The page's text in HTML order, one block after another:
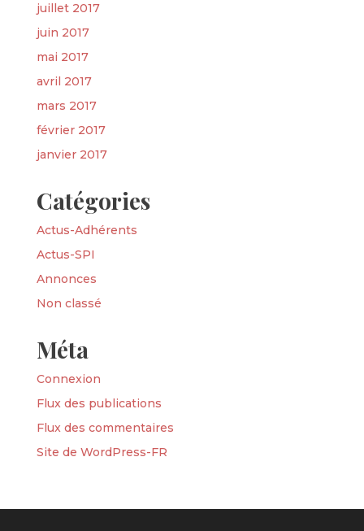
juillet 2017
juin 2017
mai 2017
avril 2017
mars 2017
février 2017
janvier 2017
Catégories
Actus-Adhérents
Actus-SPI
Annonces
Non classé
Méta
Connexion
Flux des publications
Flux des commentaires
Site de WordPress-FR